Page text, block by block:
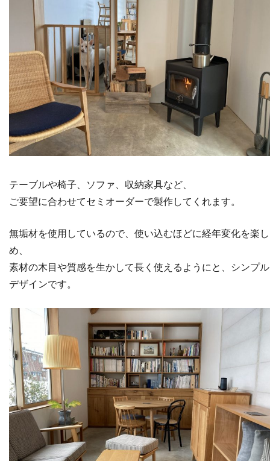
テーブルや椅子、ソファ、収納家具など、
ご要望に合わせてセミオーダーで製作してくれます。
無垢材を使用しているので、使い込むほどに経年変化を楽し
め、
素材の木目や質感を生かして長く使えるようにと、シンプ
デザインです。